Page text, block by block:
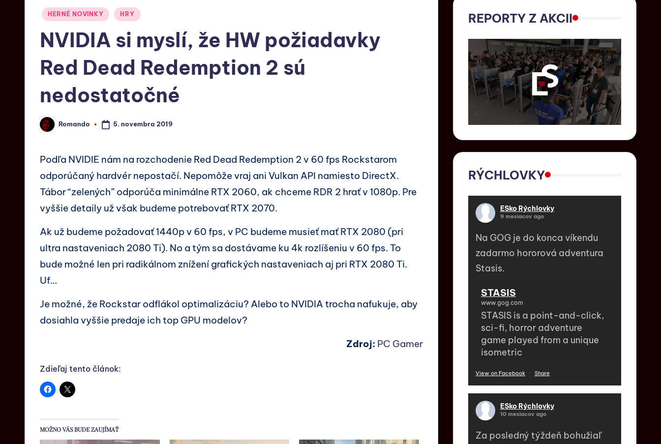
HERNÉ NOVINKY HRY
NVIDIA si myslí, že HW požiadavky
Red Dead Redemption 2 sú
nedostatočné
Romando 5. novembra 2019
Podľa NVIDIE nám na rozchodenie Red Dead Redemption 2 v 60 fps Rockstarom
odporúčaný hardvér nepostačí. Nepomôže vraj ani Vulkan API namiesto DirectX.
Tábor “zelených” odporúča minimálne RTX 2060, ak chceme RDR 2 hrať v 1080p. Pre
vyššie detaily už však budeme potrebovať RTX 2070.
Ak už budeme požadovať 1440p v 60 fps, v PC budeme musieť mať RTX 2080 (pri
ultra nastaveniach 2080 Ti). No a tým sa dostávame ku 4k rozlíšeniu v 60 fps. To
bude možné len pri radikálnom znížení grafických nastaveniach aj pri RTX 2080 Ti.
Uf…
Je možné, že Rockstar odflákol optimalizáciu? Alebo to NVIDIA trocha nafukuje, aby
dosiahla vyššie predaje ich top GPU modelov?
Zdroj: PC Gamer
Zdieľaj tento článok:
MOŽNO VÁS BUDE ZAUJÍMAŤ
REPORTY Z AKCII
RÝCHLOVKY
ESko Rýchlovky
9 mesiacov ago
Na GOG je do konca víkendu
zadarmo hororová adventura
Stasis.
STASIS
www.gog.com
STASIS is a point-and-click,
sci-fi, horror adventure
game played from a unique
isometric
View on Facebook · Share
ESko Rýchlovky
10 mesiacov ago
Za posledný týždeň bohužiaľ